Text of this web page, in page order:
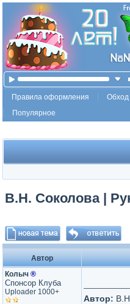
Правила оформления
Обход
Популярное
В.Н. Соколова |
Автор
Колыч ®
Спонсор Клуба
Uploader 1000+
Автор: